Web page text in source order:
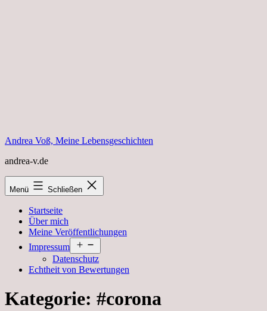
Andrea Voß, Meine Lebensgeschichten
andrea-v.de
Menü Schließen
Startseite
Über mich
Meine Veröffentlichungen
Impressum
öffnen
Datenschutz
Echtheit von Bewertungen
Kategorie: #corona